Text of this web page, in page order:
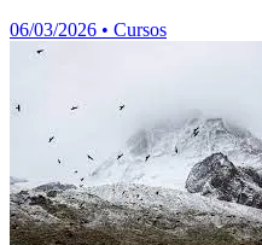
06/03/2026 • Cursos